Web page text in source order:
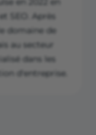
SEO. Après
domaine de
au secteur
dans les
d'entreprise.